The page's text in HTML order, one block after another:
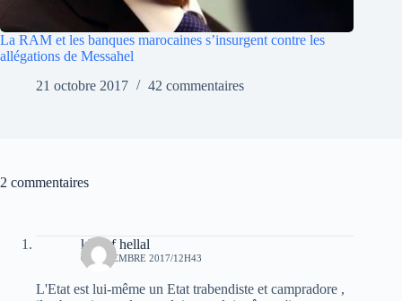
La RAM et les banques marocaines s’insurgent contre les
allégations de Messahel
21 octobre 2017
42 commentaires
2 commentaires
khelaf hellal
6 SEPTEMBRE 2017/12H43
L'Etat est lui-même un Etat trabendiste et campradore ,